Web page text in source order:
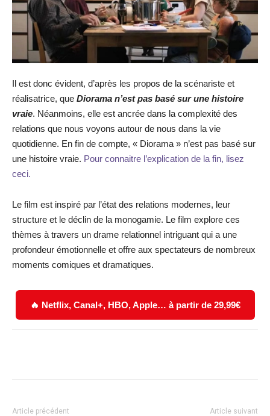
Il est donc évident, d’après les propos de la scénariste et
réalisatrice, que Diorama n’est pas basé sur une histoire
vraie. Néanmoins, elle est ancrée dans la complexité des
relations que nous voyons autour de nous dans la vie
quotidienne. En fin de compte, « Diorama » n’est pas basé sur
une histoire vraie. Pour connaitre l’explication de la fin, lisez
ceci.
Le film est inspiré par l’état des relations modernes, leur
structure et le déclin de la monogamie. Le film explore ces
thèmes à travers un drame relationnel intriguant qui a une
profondeur émotionnelle et offre aux spectateurs de nombreux
moments comiques et dramatiques.
🔥 Netflix, Canal+, HBO, Apple… à partir de 29,99€
Article précédent Article suivant